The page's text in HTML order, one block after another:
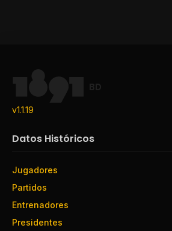
BD
v1.1.19
Datos Históricos
Jugadores
Partidos
Entrenadores
Presidentes